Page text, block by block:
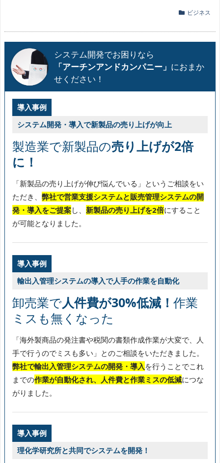
ビジネス
システム開発でお困りなら
「アーチンアンドカンパニー」 におまか
せください！
導入事例
システム開発・導入で新製品の売り上げが向上
製造業で新製品の売り上げが2倍
に！
「新製品の売り上げが伸び悩んでいる」というご相談をい
ただき、 弊社で営業支援システムと販売管理システムの開
発・導入をご提案し、 新製品の売り上げを2倍にすること
が可能となりました。
導入事例
輸出入管理システムの導入で人手の作業を自動化
卸売業で人件費が30%低減！ 作業
ミスも無くなった
「海外製商品の発注書や税関の書類作成作業が大変で、人
手で行うのでミスも多い」とのご相談をいただきました。
弊社で輸出入管理システムの開発・導入を行うことでこれ
までの作業が自動化され、人件費と作業ミスの低減につな
がりました。
導入事例
理化学研究所と共同でシステムを開発！